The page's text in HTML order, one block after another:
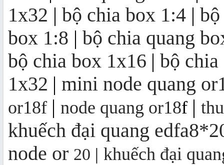
Khuếch đại quang EDFA 4/8/16/32
cổng
Bộ thu quang FTTH OR16 | mini
node OR16
1x32 | bộ chia box 1:4 |
box 1:8 | bộ chia quang
bộ chia box 1x16 | bộ chia
1x32 | mini node quang
or18f | node quang or18f |
khuếch đại quang
node or 20 | khuếch đại